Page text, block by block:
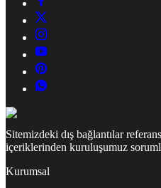
Sitemizdeki dış bağlantılar
içeriklerinden kuruluşumuz
Kurumsal